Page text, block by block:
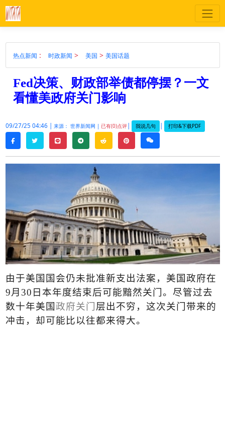
热点新闻 : 时政新闻 > 美国 > 美国话题
Fed决策、财政部举债都停摆？一文
看懂美政府关门影响
09/27/25 04:46 | 来源： 世界新闻网 | 已有(0)点评| 我说几句 | 打印&下载PDF
facebooktwitterline telegramreddit pinterestweixin
由于美国国会仍未批准新支出法案，美国政府在
9月 30 日本年度结束后可能黯然关门。尽管过去
数十年美国政府关门 层出不穷，这次关门带来的
冲击，却可能比以往都来得大。